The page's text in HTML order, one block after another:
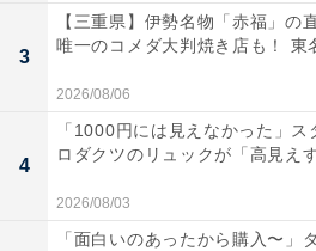
3
【三重県】伊勢名物「赤福」の
唯一のコメダ大判焼き店も！ 東
2026/08/06
4
「1000円には見えなかった」
ロダクツのリュックが「高見え
2026/08/03
「面白いのあったから購入〜」